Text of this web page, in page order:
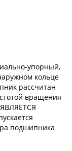
упорный,
кольце
рассчитан
вращения
подшипника